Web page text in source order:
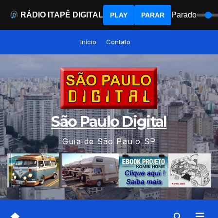
Início Contato
São Paulo Digital
Guia de São Paulo SP
RÁDIO ITAPÊ DIGITAL PLAY PARAR Parado